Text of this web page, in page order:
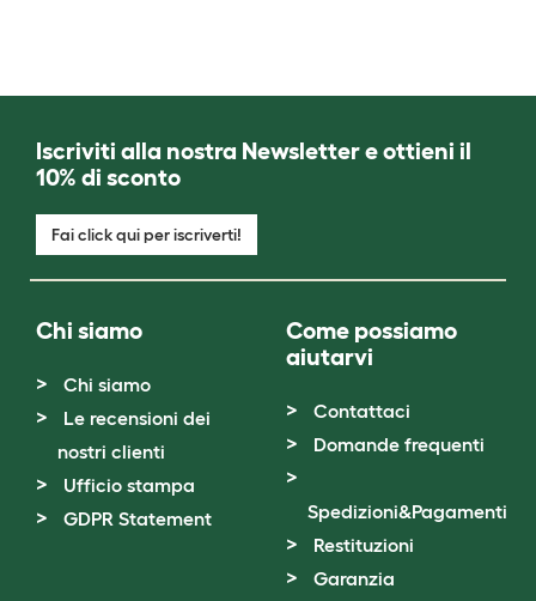
Iscriviti alla nostra Newsletter e ottieni il
10% di sconto
Fai click qui per iscriverti!
Chi siamo
Chi siamo
Le recensioni dei
nostri clienti
Ufficio stampa
GDPR Statement
Come possiamo
aiutarvi
Contattaci
Domande frequenti
Spedizioni&Pagamenti
Restituzioni
Garanzia